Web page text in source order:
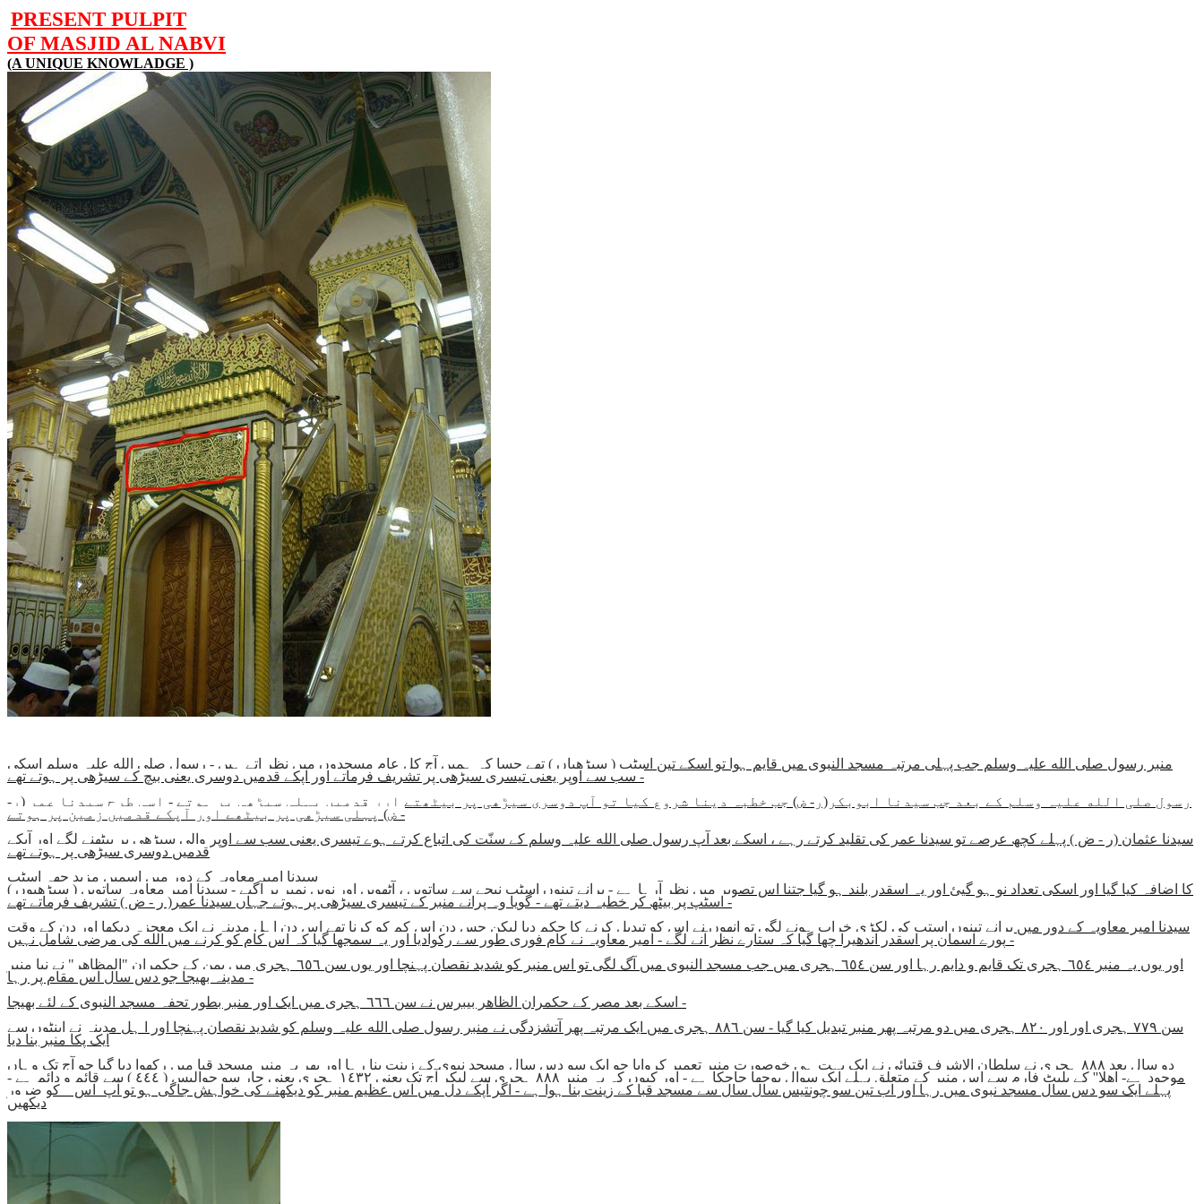
PRESENT PULPIT
OF MASJID AL NABVI
(A UNIQUE KNOWLADGE )
منبر رسول صلی الله علیہ وسلم جب پہلی مرتبہ مسجد النبوی میں قایم ہوا تو اسکے تین اسٹپ ( سیڑھیاں ) تھے جسا کہ ہمیں آج کل عام مسجدوں میں نظر اتے ہیں - رسول صلی الله علیہ وسلم اسکی
سب سے اوپر یعنی تیسری سیڑھی پر تشریف فرماتے اور آپکے قدمیں دوسری یعنی بیچ کے سیڑھی پر ہوتے تھے -
رسول صلی الله علیہ وسلم کے بعد جب سیدنا ابوبکر(ر- ض) جب خطبہ دینا شروع کیا تو آپ دوسری سیڑھی پر بیٹھتے ارر قدمیں پہلی سیڑھی پر ہوتے - اسی طرح سیدنا عمر (ر-
ض) پہلی سیڑھی پر بیٹھے اور آپکے قدمیں زمین پر ہوتے -
سیدنا عثمان (ر - ض ) پہلے کچھ عرصے تو سیدنا عمر کی تقلید کرتے رہے ، اسکے بعد آپ رسول صلی الله علیہ وسلم کے سنّت کی اتباع کرتے ہوے تیسری یعنی سب سے اوپر والی سیڑھی پر بیٹھنے لگے اور آپکے
قدمیں دوسری سیڑھی پر ہوتے تھے
سیدنا امیر معاویہ کے دور میں اسمیں مزید چھہ اسٹپ
( سیڑھیوں ) کا اضافہ کیا گیا اور اسکی تعداد نو ہو گیئ اور یہ اسقدر بلند ہو گیا جتنا اس تصویر میں نظر آرہا ہے - پرانے تینوں اسٹپ نیچے سے ساتویں ، آٹھویں اور نویں نمبر پر آگیے - سیدنا امیر معاویہ ساتویں
اسٹپ پر بیٹھ کر خطبہ دیتے تھے - گویا وہ پرانے منبر کے تیسری سیڑھی پر ہوتے جہاں سیدنا عمر( ر - ض ) تشریف فرماتے تھے -
سیدنا امیر معاویہ کے دور میں پرانے تینوں استپ کی لکڑی خراب ہونے لگی تو انھوں نے اس کو تبدیل کرنے کا حکم دیا لیکن جس دن اس کم کو کرنا تھے اس دن اہل مدینہ نے ایک معجزہ دیکھا اور دن کے وقت
پورے آسمان پر اسقدر اندھیرا چھا گیا کہ ستارے نظر آنے لگے - امیر معاویہ نے کام فوری طور سے رکوادیا اور یہ سمجھا گیا کہ اس کام کو کرنے میں الله کی مرضی شامل نہیں -
اور یوں یہ منبر ٦٥٤ ہجری تک قایم و دایم رہا اور سن ٦٥٤ ہجری میں جب مسجد النبوی میں آگ لگی تو اس منبر کو شدید نقصان پہنچا اور یوں سن ٦٥٦ ہجری میں یمن کے حکمران "المظاھر" نے نیا منبر
مدینہ بھیجا جو دس سال اس مقام پر رہا -
اسکے بعد مصر کے حکمران الظاھر بیبرس نے سن ٦٦٦ ہجری میں ایک اور منبر بطور تحفہ مسجد النبوی کے لئے بھیجا -
سن ٧٧٩ ہجری اور اور ٨٢٠ ہجری میں دو مرتبہ پھر منبر تبدیل کیا گیا - سن ٨٨٦ ہجری میں ایک مرتبہ پھر آتشزدگی نے منبر رسول صلی الله علیہ وسلم کو شدید نقصان پہنچا اور ا ہل مدینہ نے اینٹوں سے
ایک پکا منبر بنا دیا
دو سال بعد ٨٨٨ ہجری نے سلطان الاشرف قتبائی نے ایک بہت ہی خوصورت منبر تعمیر کروایا جو ایک سو دس سال مسجد نبوی کے زینت بنا رہا اور پھر یہ منبر مسجد قبا میں رکھوا دیا گیا جو آج تک وہاں
موجود ہے- اھلا'' کے پلیٹ فارم سے اس منبر کے متعلق پہلے ایک سوال پوچھا جاچکا ہے - اور کیوں کہ یہ منبر ٨٨٨ ہجری سے لیکر آج تک یعنی ١٤٣٢ ہجری یعنی چار سو چوالیس ( ٤٤٤ ) سے قائم و دائم ہے -
پہلے ایک سو دس سال مسجد نبوی میں رہا اور اب تین سو چونتیس سال سال سے مسجد قبا کے زینت بنا ہوا ہے - اگر آپکے دل میں اس عظیم منبر کو دیکھنے کی خواہش جاگی ہو تو آپ اس کو ضرور
دیکھیں